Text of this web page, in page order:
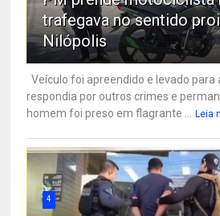
trafegava no sentido
Nilópolis
Veículo foi apreendido e levado para
respondia por outros crimes e
homem foi preso em flagrante ...
Leia
4